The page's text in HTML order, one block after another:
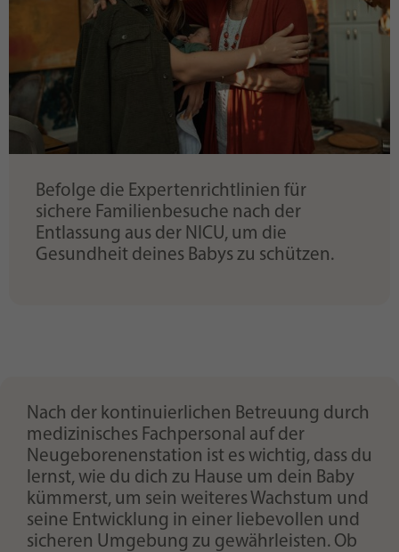
Befolge die Expertenrichtlinien für
sichere Familienbesuche nach der
Entlassung aus der NICU, um die
Gesundheit deines Babys zu schützen.
Nach der kontinuierlichen Betreuung durch
medizinisches Fachpersonal auf der
Neugeborenenstation ist es wichtig, dass du
lernst, wie du dich zu Hause um dein Baby
kümmerst, um sein weiteres Wachstum und
seine Entwicklung in einer liebevollen und
sicheren Umgebung zu gewährleisten. Ob